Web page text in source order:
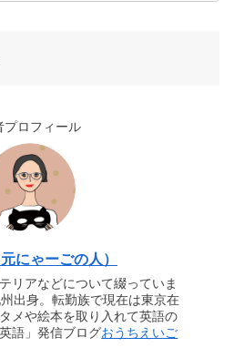
プロフィール
にゃーごの人）
リアなどについて綴っていま
出身。転勤族で現在は東京在
メや絵本を取り入れて英語の
語」発信ブログおうちえいご